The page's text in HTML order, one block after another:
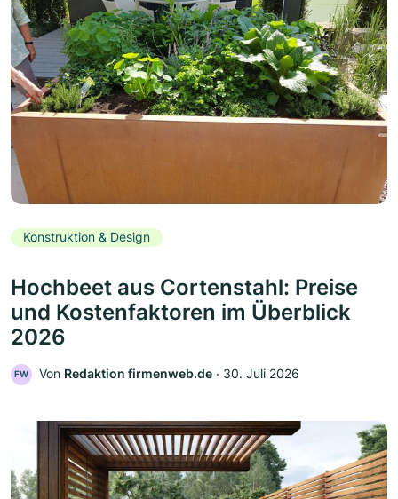
Konstruktion & Design
Hochbeet aus Cortenstahl: Preise
und Kostenfaktoren im Überblick
2026
FW Von Redaktion firmenweb.de ‧ 30. Juli 2026